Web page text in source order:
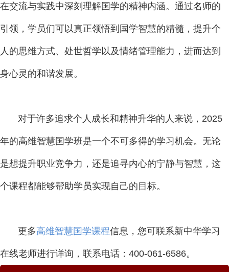
在交流与实践中深刻理解国学的精神内涵。通过名师的
引领，学员们可以真正领悟到国学智慧的精髓，提升个
人的思维方式、处世哲学以及情绪管理能力，进而达到
身心灵的和谐发展。
对于许多追求个人成长和精神升华的人来说，2025
年的高维智慧国学班是一个不可多得的学习机会。无论
是想提升职业竞争力，还是追寻内心的宁静与智慧，这
个课程都能够帮助学员实现自己的目标。
更多高维智慧国学课程信息，您可联系新中华学习
在线老师进行详询，联系电话：400-061-6586。